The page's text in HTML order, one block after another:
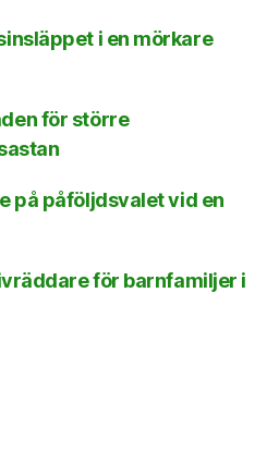
i en mörkare
för större
på påföljdsvalet vid en
för barnfamiljer i